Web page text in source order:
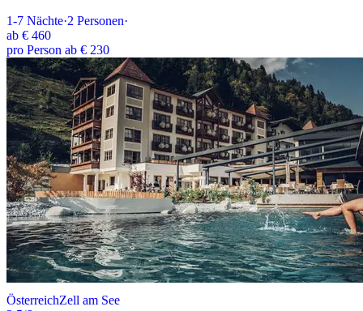
1-7 Nächte·2 Personen·
ab € 460
pro Person ab € 230
ÖsterreichZell am See